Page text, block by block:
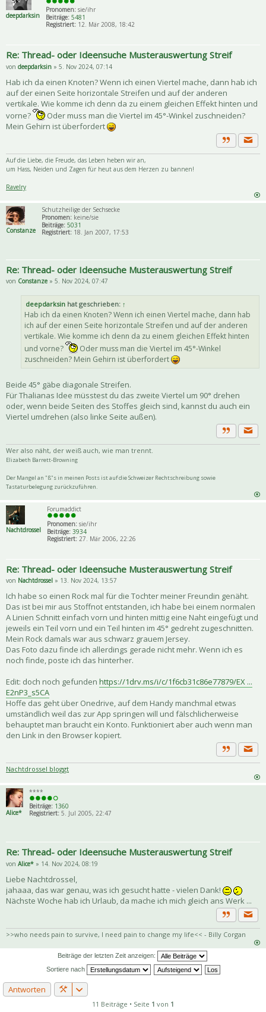
deepdarksin
Pronomen: sie/ihr
Beiträge: 5481
Registriert: 12. Mär 2008, 18:42
Re: Thread- oder Ideensuche Musterauswertung Streif
von deepdarksin » 5. Nov 2024, 07:14
Hab ich da einen Knoten? Wenn ich einen Viertel mache, dann hab ich
auf der einen Seite horizontale Streifen und auf der anderen
vertikale. Wie komme ich denn da zu einem gleichen Effekt hinten und
vorne?
Oder muss man die Viertel im 45°-Winkel zuschneiden?
Mein Gehirn ist überfordert
Zitat
Auf die Liebe, die Freude, das Leben heben wir an,
um Hass, Neiden und Zagen für heut aus dem Herzen zu bannen!
Ravelry
Constanze
Schutzheilige der Sechsecke
Pronomen: keine/sie
Beiträge: 5031
Registriert: 18. Jan 2007, 17:53
Re: Thread- oder Ideensuche Musterauswertung Streif
von Constanze » 5. Nov 2024, 07:47
deepdarksin hat geschrieben: ↑
Hab ich da einen Knoten? Wenn ich einen Viertel mache, dann hab
ich auf der einen Seite horizontale Streifen und auf der anderen
vertikale. Wie komme ich denn da zu einem gleichen Effekt hinten
und vorne?
Oder muss man die Viertel im 45°-Winkel
zuschneiden? Mein Gehirn ist überfordert
Beide 45° gäbe diagonale Streifen.
Für Thalianas Idee müsstest du das zweite Viertel um 90° drehen
oder, wenn beide Seiten des Stoffes gleich sind, kannst du auch ein
Viertel umdrehen (also linke Seite außen).
Zitat
Wer also näht, der weiß auch, wie man trennt.
Elizabeth Barrett-Browning
Der Mangel an "ß"s in meinen Posts ist auf die Schweizer Rechtschreibung sowie
Tastaturbelegung zurückzuführen.
Nachtdrossel
Forumaddict
Pronomen: sie/ihr
Beiträge: 3934
Registriert: 27. Mär 2006, 22:26
Re: Thread- oder Ideensuche Musterauswertung Streif
von Nachtdrossel » 13. Nov 2024, 13:57
Ich habe so einen Rock mal für die Tochter meiner Freundin genäht.
Das ist bei mir aus Stoffnot entstanden, ich habe bei einem normalen
A Linien Schnitt einfach vorn und hinten mittig eine Naht eingefügt und
jeweils ein Teil vorn und ein Teil hinten im 45° gedreht zugeschnitten.
Mein Rock damals war aus schwarz grauem Jersey.
Das Foto dazu finde ich allerdings gerade nicht mehr. Wenn ich es
noch finde, poste ich das hinterher.
Edit: doch noch gefunden https://1drv.ms/i/c/1f6cb31c86e77879/EX ...
E2nP3_s5CA
Hoffe das geht über Onedrive, auf dem Handy manchmal etwas
umständlich weil das zur App springen will und fälschlicherweise
behauptet man braucht ein Konto. Funktioniert aber auch wenn man
den Link in den Browser kopiert.
Zitat
Nachtdrossel bloggt
Alice*
****
Beiträge: 1360
Registriert:5. Jul 2005, 22:47
Re: Thread- oder Ideensuche Musterauswertung Streif
von Alice* » 14. Nov 2024, 08:19
Liebe Nachtdrossel,
jahaaa, das war genau, was ich gesucht hatte - vielen Dank!
Nächste Woche hab ich Urlaub, da mache ich mich gleich ans Werk ...
Zitat
>>who needs pain to survive, I need pain to change my life<< - Billy Corgan
Beiträge der letzten Zeit anzeigen:
Sortiere nach
Antworten
11 Beiträge • Seite 1 von 1